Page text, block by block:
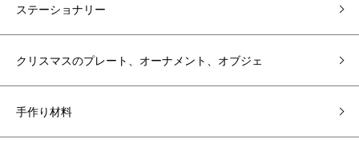
ステーショナリー
クリスマスのプレート、オーナメント、オブジェ
手作り材料